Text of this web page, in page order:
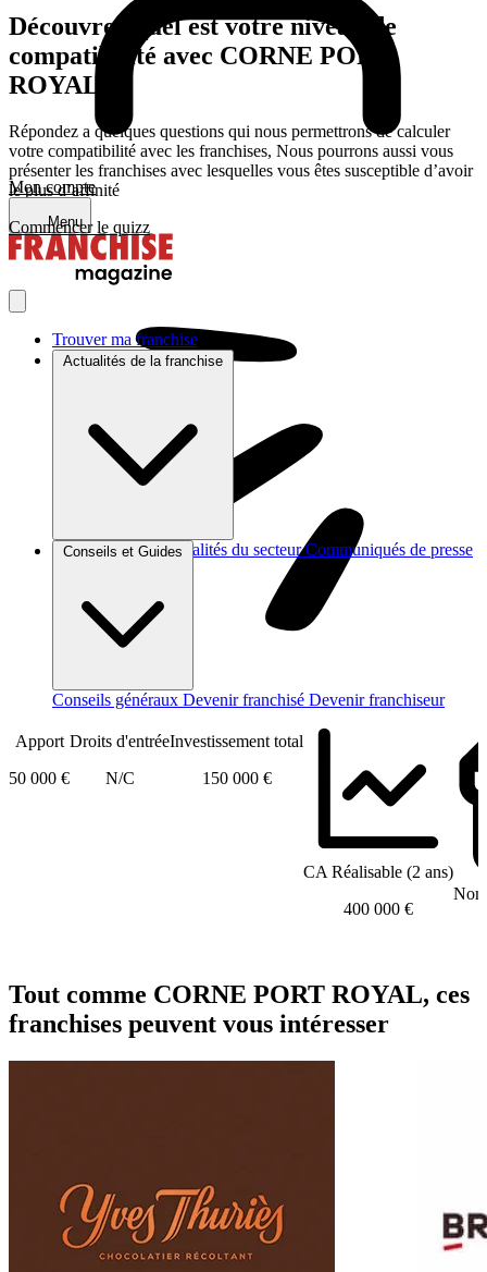
Mon compte
Menu
Trouver ma franchise
Actualités de la franchise
Brèves et actus Actualités du secteur Communiqués de presse
Conseils et Guides
Conseils généraux Devenir franchisé Devenir franchiseur
Découvrez quel est votre niveau de
compatibilité avec CORNE PORT
ROYAL
Répondez a quelques questions qui nous permettrons de calculer
votre compatibilité avec les franchises, Nous pourrons aussi vous
présenter les franchises avec lesquelles vous êtes susceptible d’avoir
le plus d’affinité
Commencer le quizz
Apport
50 000 €
Droits d'entrée
N/C
Investissement total
150 000 €
CA Réalisable (2 ans)
400 000 €
Tout comme CORNE PORT ROYAL, ces
franchises peuvent vous intéresser